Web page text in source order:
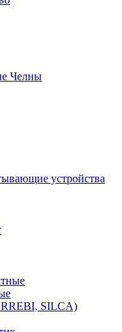
Челны
устройства
SILCA)